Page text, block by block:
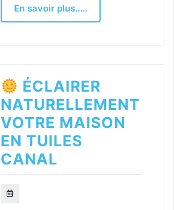
En savoir plus.....
ÉCLAIRER
NATURELLEMENT
VOTRE MAISON
EN TUILES
CANAL